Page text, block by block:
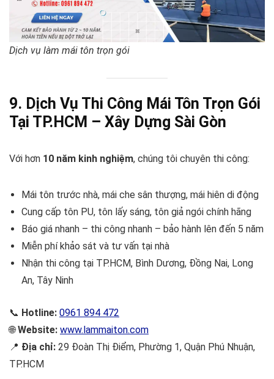
Dịch vụ làm mái tôn trọn gói
9. Dịch Vụ Thi Công Mái Tôn Trọn Gói
Tại TP.HCM – Xây Dựng Sài Gòn
Với hơn 10 năm kinh nghiệm, chúng tôi chuyên thi công:
Mái tôn trước nhà, mái che sân thượng, mái hiên di động
Cung cấp tôn PU, tôn lấy sáng, tôn giả ngói chính hãng
Báo giá nhanh – thi công nhanh – bảo hành lên đến 5 năm
Miễn phí khảo sát và tư vấn tại nhà
Nhận thi công tại TP.HCM, Bình Dương, Đồng Nai, Long
An, Tây Ninh
📞 Hotline: 0961 894 472
🌐Website: www.lammaiton.com
📍 Địa chỉ: 29 Đoàn Thị Điểm, Phường 1, Quận Phú Nhuận,
TP.HCM